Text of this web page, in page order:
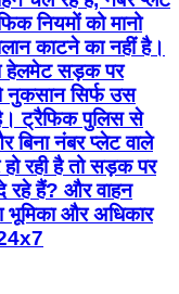
नियमों को मानो
काटने का नहीं है।
हेलमेट सड़क पर
नुकसान सिर्फ उस
है। ट्रैफिक पुलिस से
बिना नंबर प्लेट वाले
हो रही है तो सड़क पर
रहे हैं? और वाहन
और अधिकार